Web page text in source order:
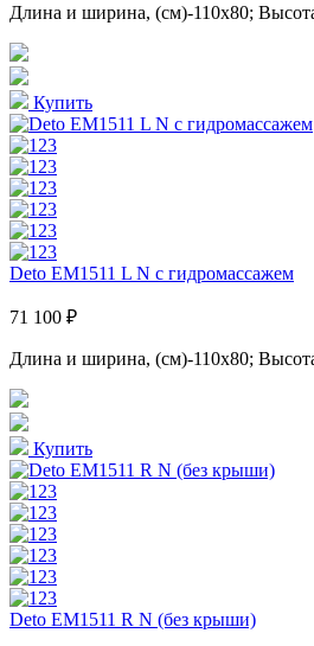
Длина и ширина, (см)-110x80;
Купить
Deto EM1511 L N с гидромассажем
71 100 ₽
Длина и ширина, (см)-110x80;
Купить
Deto ЕМ1511 R N (без крыши)